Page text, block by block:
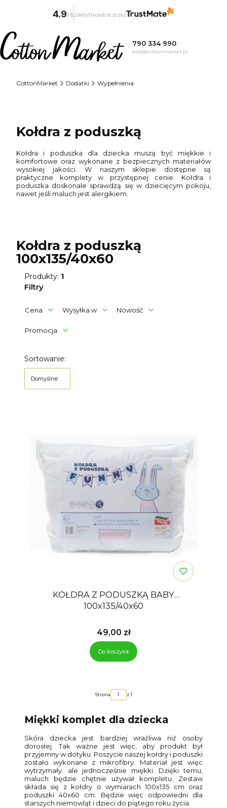
790 334 990
bok@cottonmarket.pl
CottonMarket Dodatki Wypełnienia
Kołdra z poduszką
Kołdra i poduszka dla dziecka muszą być miękkie i
komfortowe oraz wykonane z bezpiecznych materiałów
wysokiej jakości. W naszym sklepie dostępne są
praktyczne komplety w przystępnej cenie. Kołdra i
poduszka doskonale sprawdzą się w dziecięcym pokoju,
nawet jeśli maluch jest alergikiem.
Kołdra z poduszką
100x135/40x60
Produkty: 1
Filtry
Cena Wysyłka w Nowość
Promocja
Lista produktów
Sortowanie:
Domyślne
KOŁDRA Z PODUSZKĄ BABY
100x135/40x60
Cena
49,00 zł
Do koszyka
Strona z 1
Miękki komplet dla dziecka
Skóra dziecka jest bardziej wrażliwa niż osoby
dorosłej. Tak ważne jest więc, aby produkt był
przyjemny w dotyku. Poszycie naszej kołdry i poduszki
zostało wykonane z mikrofibry. Materiał jest więc
wytrzymały. ale jednocześnie miękki. Dzięki temu,
maluch będzie chętnie używał kompletu. Zestaw
składa się z kołdry o wymiarach 100x135 cm oraz
poduszki 40x60 cm. Będzie więc odpowiedni dla
starszych niemowląt i dzieci do piątego roku życia.
4.9/ 5 zweryfikowane przez